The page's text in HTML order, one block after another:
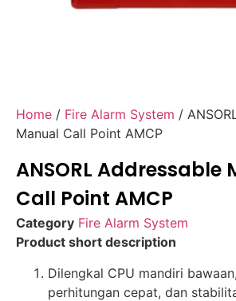
Home / Fire Alarm System /
Manual Call Point AMCP
ANSORL Addressable
Call Point AMCP
Category Fire Alarm System
Product short description
Dilengkal CPU mandiri
perhitungan cepat, dan